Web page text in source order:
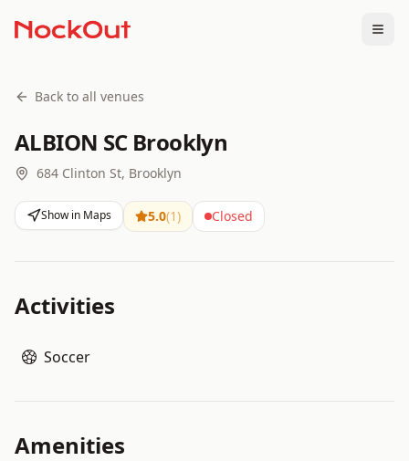
Back to all venues
ALBION SC Brooklyn
684 Clinton St, Brooklyn
Show in Maps 5.0(1) Closed
Activities
Soccer
Amenities